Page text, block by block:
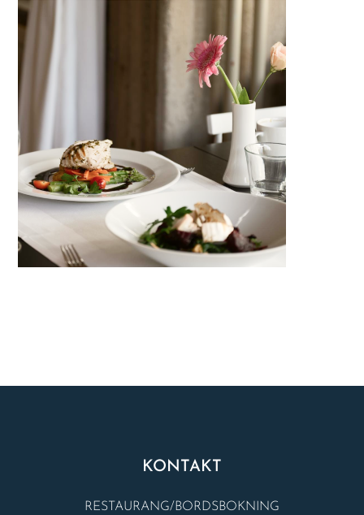
KONTAKT
RESTAURANG/BORDSBOKNING